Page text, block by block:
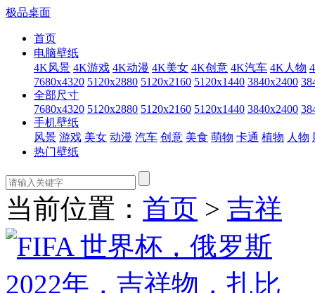
极品桌面
首页
电脑壁纸
4K风景 4K游戏 4K动漫 4K美女 4K创意 4K汽车 4K人物
7680x4320 5120x2880 5120x2160 5120x1440 3840x2400
全部尺寸
7680x4320 5120x2880 5120x2160 5120x1440 3840x2400
手机壁纸
风景 游戏 美女 动漫 汽车 创意 美食 萌物 卡通 植物 人物
热门壁纸
当前位置： 首页 > 吉祥